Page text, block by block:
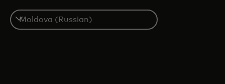
Select
a
country